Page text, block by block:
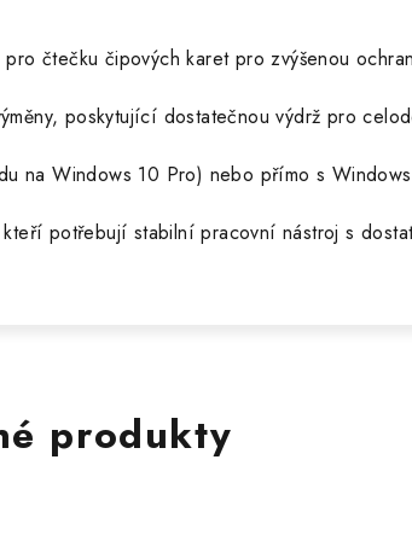
čtečku čipových karet pro zvýšenou
poskytující dostatečnou výdrž pro
na Windows 10 Pro) nebo přímo s
potřebují stabilní pracovní nástroj s
produkty